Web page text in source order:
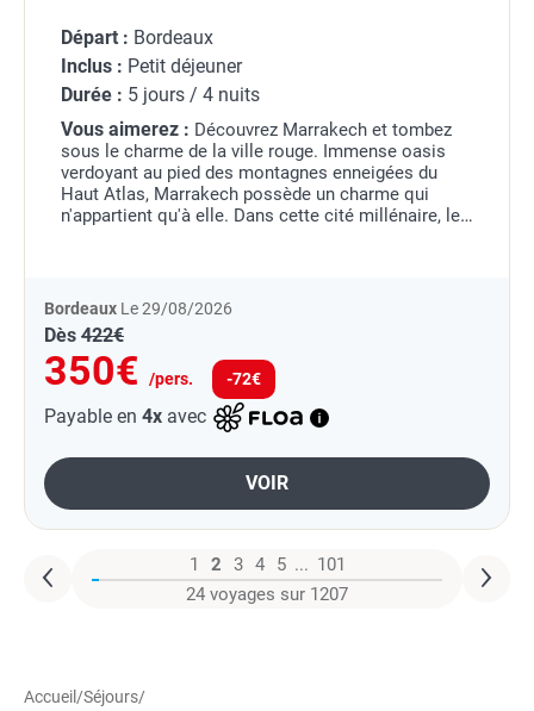
Départ : Bordeaux
Inclus : Petit déjeuner
Durée : 5 jours / 4 nuits
Vous aimerez : Découvrez Marrakech et tombez
sous le charme de la ville rouge. Immense oasis
verdoyant au pied des montagnes enneigées du
Haut Atlas, Marrakech possède un charme qui
n'appartient qu'à elle. Dans cette cité millénaire, les
Bordeaux Le 29/08/2026
Dès 422€
350€ /pers. -72€
Payable en 4x avec
VOIR
1 2 3 4 5 ... 101
24 voyages sur 1207
Accueil/Séjours/